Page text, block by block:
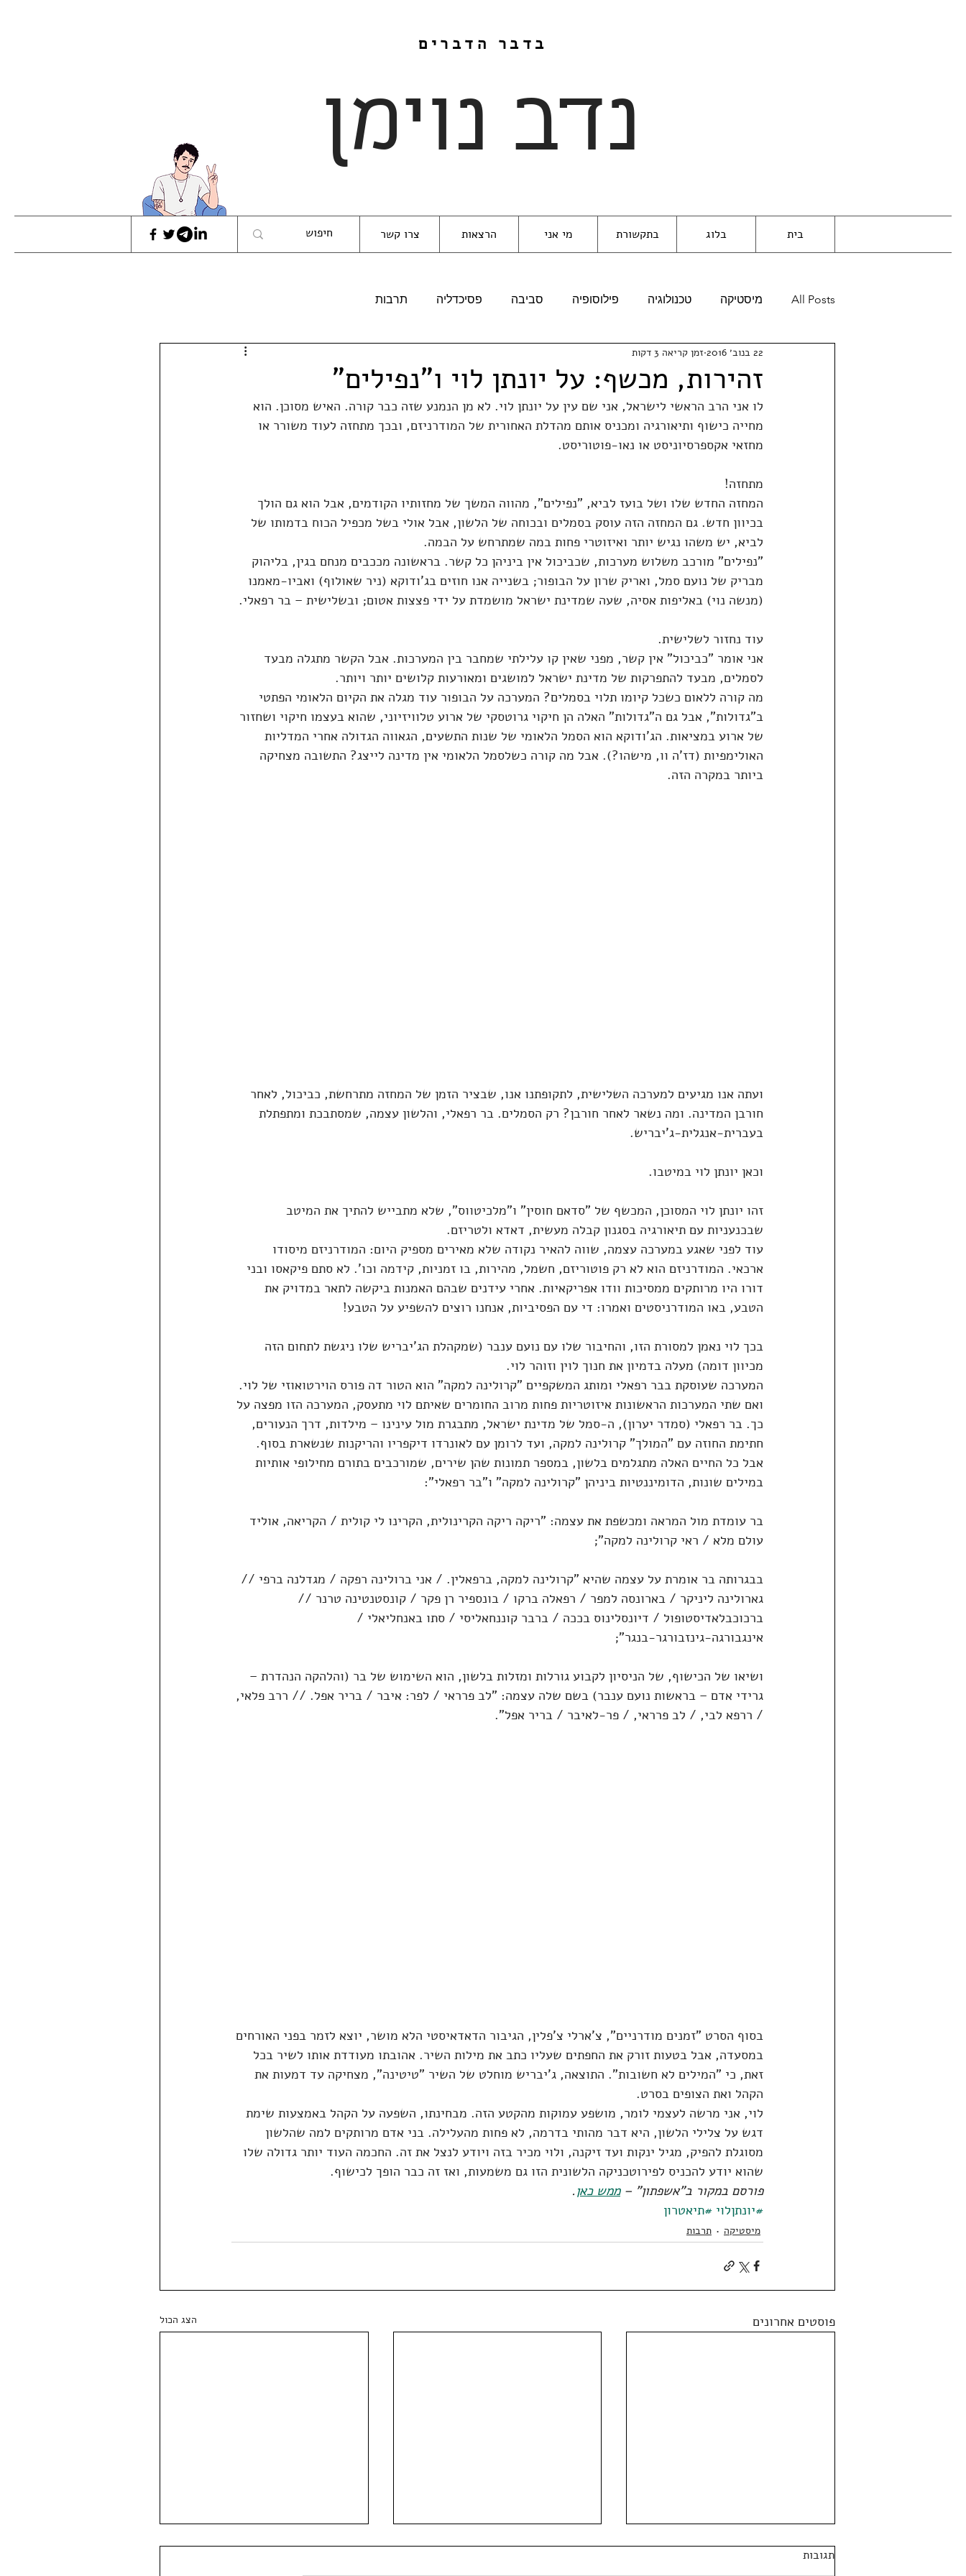
בדבר הדברים
נדב נוימן
בית בלוג בתקשורת מי אני הרצאות צרו קשר
All Posts מיסטיקה טכנולוגיה פילוסופיה סביבה פסיכדליה תרבות
זהירות, מכשף: על יונתן לוי ו"נפילים"
22 בנוב׳ 2016 זמן קריאה 3 דקות
לו אני הרב הראשי לישראל, אני שם עין על יונתן לוי. לא מן הנמנע שזה כבר קורה. האיש מסוכן. הוא
מחייה כישוף ותיאורגיה ומכניס אותם מהדלת האחורית של המודרניזם, ובכך מתחזה לעוד משורר או
מחזאי אקספרסיוניסט או נאו-פוטוריסט.
מתחזה!
המחזה החדש שלו ושל בועז לביא, "נפילים", מהווה המשך של מחזותיו הקודמים, אבל הוא גם הולך
בכיוון חדש. גם המחזה הזה עוסק בסמלים ובכוחה של הלשון, אבל אולי בשל מכפיל הכוח בדמותו של
לביא, יש משהו נגיש יותר ואיזוטרי פחות במה שמתרחש על הבמה.
"נפילים" מורכב משלוש מערכות, שכביכול אין ביניהן כל קשר. בראשונה מככבים מנחם בגין, בליהוק
מבריק של נועם סמל, ואריק שרון על הבופור; בשנייה אנו חוזים בג'ודוקא (ניר שאולוף) ואביו-מאמנו
(מנשה נוי) באליפות אסיה, שעה שמדינת ישראל מושמדת על ידי פצצות אטום; ובשלישית – בר רפאלי.
עוד נחזור לשלישית.
אני אומר "כביכול" אין קשר, מפני שאין קו עלילתי שמחבר בין המערכות. אבל הקשר מתגלה מבעד
לסמלים, מבעד להתפרקות של מדינת ישראל למושגים ומאורעות קלושים יותר ויותר.
מה קורה ללאום כשכל קיומו תלוי בסמלים? המערכה על הבופור עוד מגלה את הקיום הלאומי הפתטי
ב"גדולות", אבל גם ה"גדולות" האלה הן חיקוי גרוטסקי של ארוע טלוויזיוני, שהוא בעצמו חיקוי ושחזור
של ארוע במציאות. הג'ודוקא הוא הסמל הלאומי של שנות התשעים, הגאווה הגדולה אחרי המדליות
האולימפיות (דז'ה וו, מישהו?). אבל מה קורה כשלסמל הלאומי אין מדינה לייצג? התשובה מצחיקה
ביותר במקרה הזה.
ועתה אנו מגיעים למערכה השלישית, לתקופתנו אנו, שבציר הזמן של המחזה מתרחשת, כביכול, לאחר
חורבן המדינה. ומה נשאר לאחר חורבן? רק הסמלים. בר רפאלי, והלשון עצמה, שמסתבכת ומתפתלת
בעברית-אנגלית-ג'יבריש.
וכאן יונתן לוי במיטבו.
זהו יונתן לוי המסוכן, המכשף של "סדאם חוסין" ו"מלכיטווס", שלא מתבייש להתיך את המיטב
שבכנעניות עם תיאורגיה בסגנון קבלה מעשית, דאדא ולטריזם.
עוד לפני שאגע במערכה עצמה, שווה להאיר נקודה שלא מאירים מספיק היום: המודרניזם מיסודו
ארכאי. המודרניזם הוא לא רק פוטוריזם, חשמל, מהירות, בו זמניות, קידמה וכו'. לא סתם פיקאסו ובני
דורו היו מרותקים ממסיכות וודו אפריקאיות. אחרי עידנים שבהם האמנות ביקשה לתאר במדויק את
הטבע, באו המודרניסטים ואמרו: די עם הפסיביות, אנחנו רוצים להשפיע על הטבע!
בכך לוי נאמן למסורת הזו, והחיבור שלו עם נועם ענבר (שמקהלת הג'יבריש שלו ניגשת לתחום הזה
מכיוון דומה) מעלה בדמיון את חנוך לוין וזוהר לוי.
המערכה שעוסקת בבר רפאלי ומותג המשקפיים "קרולינה למקה" הוא הטור דה פורס הוירטואוזי של לוי.
ואם שתי המערכות הראשונות איזוטריות פחות מרוב החומרים שאיתם לוי מתעסק, המערכה הזו מפצה על
כך. בר רפאלי (סמדר יערון), ה-סמל של מדינת ישראל, מתבגרת מול עינינו – מילדות, דרך הנעורים,
חתימת החוזה עם "המולך" קרולינה למקה, ועד לרומן עם לאונרדו דיקפריו והריקנות שנשארת בסוף.
אבל כל החיים האלה מתגלמים בלשון, במספר תמונות שהן שירים, שמורכבים בתורם מחילופי אותיות
במילים שונות, הדומיננטיות ביניהן "קרולינה למקה" ו"בר רפאלי":
בר עומדת מול המראה ומכשפת את עצמה: "ריקה ריקה הקרינולית, הקרינו לי קולית / הקריאה, אוליד
עולם מלא / ראי קרולינה למקה";
בבגרותה בר אומרת על עצמה שהיא "קרולינה למקה, ברפאלין. / אני ברולינה רפקה / מגדלנה ברפי //
גארולינה ליניקר / בארונסה למפר / רפאלה ברקו / בונספיר רן פקר / קונסטנטינה טרנר //
ברכוכבלאדיסטופול / דיונסלינוס בככה / ברבר קוננחאליסי / סתו באנחליאלי /
אינגבורגה-גינזבורגר-בנגר";
ושיאו של הכישוף, של הניסיון לקבוע גורלות ומזלות בלשון, הוא השימוש של בר (והלהקה הנהדרת –
גרידי אדם – בראשות נועם ענבר) בשם שלה עצמה: "לב פרראי / לפר: איבר / בריר אפל. // ררב פלאי,
/ ררפא לבי, / לב פרראי, / פר-לאיבר / בריר אפל".
בסוף הסרט "זמנים מודרניים", צ'ארלי צ'פלין, הגיבור הדאדאיסטי הלא מושר, יוצא לזמר בפני האורחים
במסעדה, אבל בטעות זורק את החפתים שעליו כתב את מילות השיר. אהובתו מעודדת אותו לשיר בכל
זאת, כי "המילים לא חשובות". התוצאה, ג'יבריש מוחלט של השיר "טיטינה", מצחיקה עד דמעות את
הקהל ואת הצופים בסרט.
לוי, אני מרשה לעצמי לומר, מושפע עמוקות מהקטע הזה. מבחינתו, השפעה על הקהל באמצעות שימת
דגש על צלילי הלשון, היא דבר מהותי בדרמה, לא פחות מהעלילה. בני אדם מרותקים למה שהלשון
מסוגלת להפיק, מגיל ינקות ועד זיקנה, ולוי מכיר בזה ויודע לנצל את זה. החכמה העוד יותר גדולה שלו
שהוא יודע להכניס לפירוטכניקה הלשונית הזו גם משמעות, ואז זה כבר הופך לכישוף.
פורסם במקור ב"אשפתון" – ממש כאן.
#יונתןלוי #תיאטרון
מיסטיקה תרבות
פוסטים אחרונים הצג הכול
תגובות